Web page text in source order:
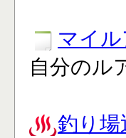
マイル
自分のル
釣り場